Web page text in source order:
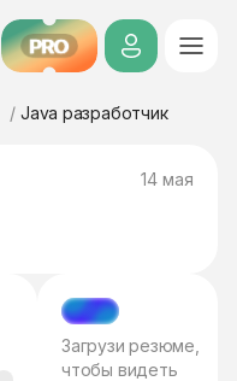
PRO
Java разработчик
14 мая
МЭТЧ
Загрузи резюме,
чтобы видеть